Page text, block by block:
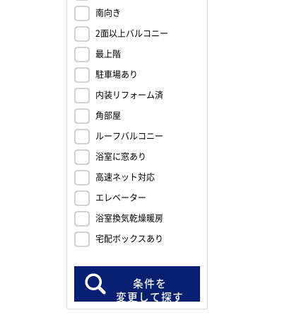
南向き
2面以上バルコニー
最上階
駐車場あり
内装リフォーム済
角部屋
ルーフバルコニー
浴室に窓あり
高速ネット対応
エレベーター
浴室換気乾燥暖房
宅配ボックスあり
条件を
変更して探す